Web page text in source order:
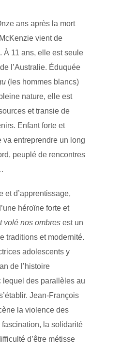
ans après la mort
vient de
À 11 ans, elle est seule
l’Australie. Éduquée
(les hommes blancs)
nature, elle est
et transie de
Enfant forte et
va entreprendre un long
peuplé de rencontres
et d’apprentissage,
héroïne forte et
volé nos ombres est un
traditions et modernité.
adolescents y
de l’histoire
lequel des parallèles au
Jean-François
la violence des
fascination, la solidarité
d’être métisse